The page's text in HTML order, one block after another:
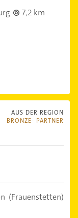
7,2 km
AUS DER REGION
BRONZE- PARTNER
(Frauenstetten)